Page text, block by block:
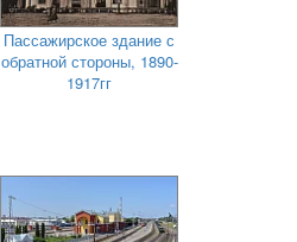
Пассажирское здание с
обратной стороны, 1890-
1917гг